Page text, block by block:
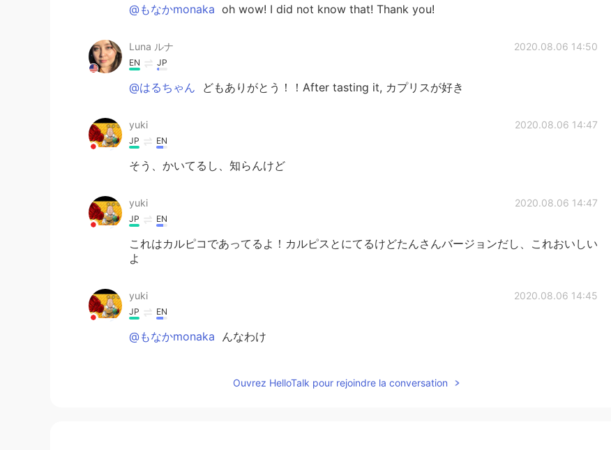
@もなかmonaka oh wow! I did not know that! Thank you!
Luna ルナ 2020.08.06 14:50
EN JP
@はるちゃん どもありがとう！！After tasting it, カプリスが好き
yuki 2020.08.06 14:47
JP EN
そう、かいてるし、知らんけど
yuki 2020.08.06 14:47
JP EN
これはカルピコであってるよ！カルピスとにてるけどたんさんバージョンだし、これおいしい
よ
yuki 2020.08.06 14:45
JP EN
@もなかmonaka んなわけ
Ouvrez HelloTalk pour rejoindre la conversation